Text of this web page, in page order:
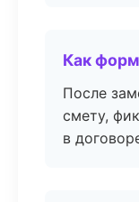
Как
После
смету,
в